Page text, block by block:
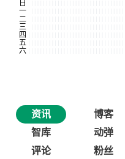
资讯 博客
智库
动弹
评论
粉丝